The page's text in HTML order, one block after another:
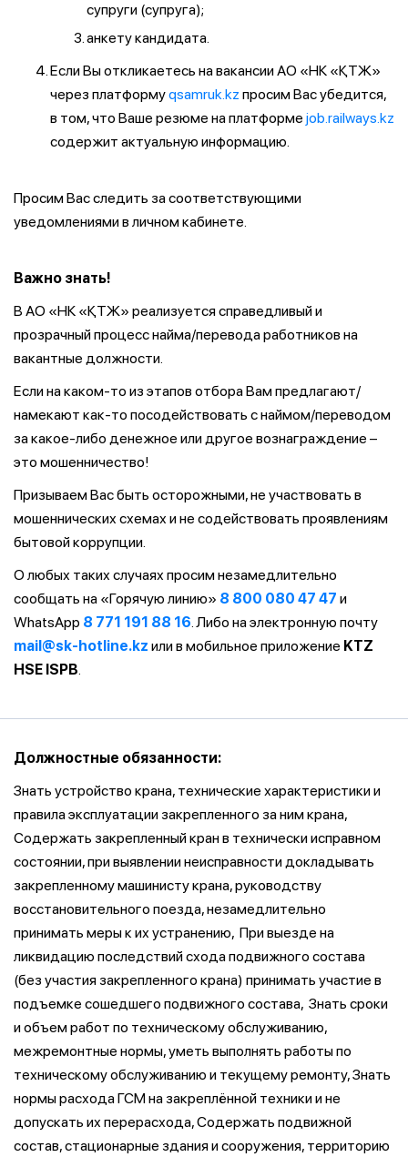
супруги (супруга);
анкету кандидата.
Если Вы откликаетесь на вакансии АО «НК «ҚТЖ»
через платформуqsamruk.kz просим Вас убедится,
в том, что Ваше резюме на платформе job.railways.kz
содержит актуальную информацию.
Просим Вас следить за соответствующими
уведомлениями в личном кабинете.
Важно знать!
В АО «НК «ҚТЖ» реализуется справедливый и
прозрачный процесс найма/перевода работников на
вакантные должности.
Если на каком-то из этапов отбора Вам предлагают/
намекают как-то посодействовать с наймом/переводом
за какое-либо денежное или другое вознаграждение –
это мошенничество!
Призываем Вас быть осторожными, не участвовать в
мошеннических схемах и не содействовать проявлениям
бытовой коррупции.
О любых таких случаях просим незамедлительно
сообщать на «Горячую линию» 8 800 080 47 47 и
WhatsApp 8 771 191 88 16. Либо на электронную почту
mail@sk-hotline.kz или в мобильное приложение KTZ
HSE ISPB.
Должностные обязанности:
Знать устройство крана, технические характеристики и
правила эксплуатации закрепленного за ним крана,
Содержать закрепленный кран в технически исправном
состоянии, при выявлении неисправности докладывать
закрепленному машинисту крана, руководству
восстановительного поезда, незамедлительно
принимать меры к их устранению, При выезде на
ликвидацию последствий схода подвижного состава
(без участия закрепленного крана) принимать участие в
подъемке сошедшего подвижного состава, Знать сроки
и объем работ по техническому обслуживанию,
межремонтные нормы, уметь выполнять работы по
техническому обслуживанию и текущему ремонту, Знать
нормы расхода ГСМ на закреплённой техники и не
допускать их перерасхода, Содержать подвижной
состав, стационарные здания и сооружения, территорию